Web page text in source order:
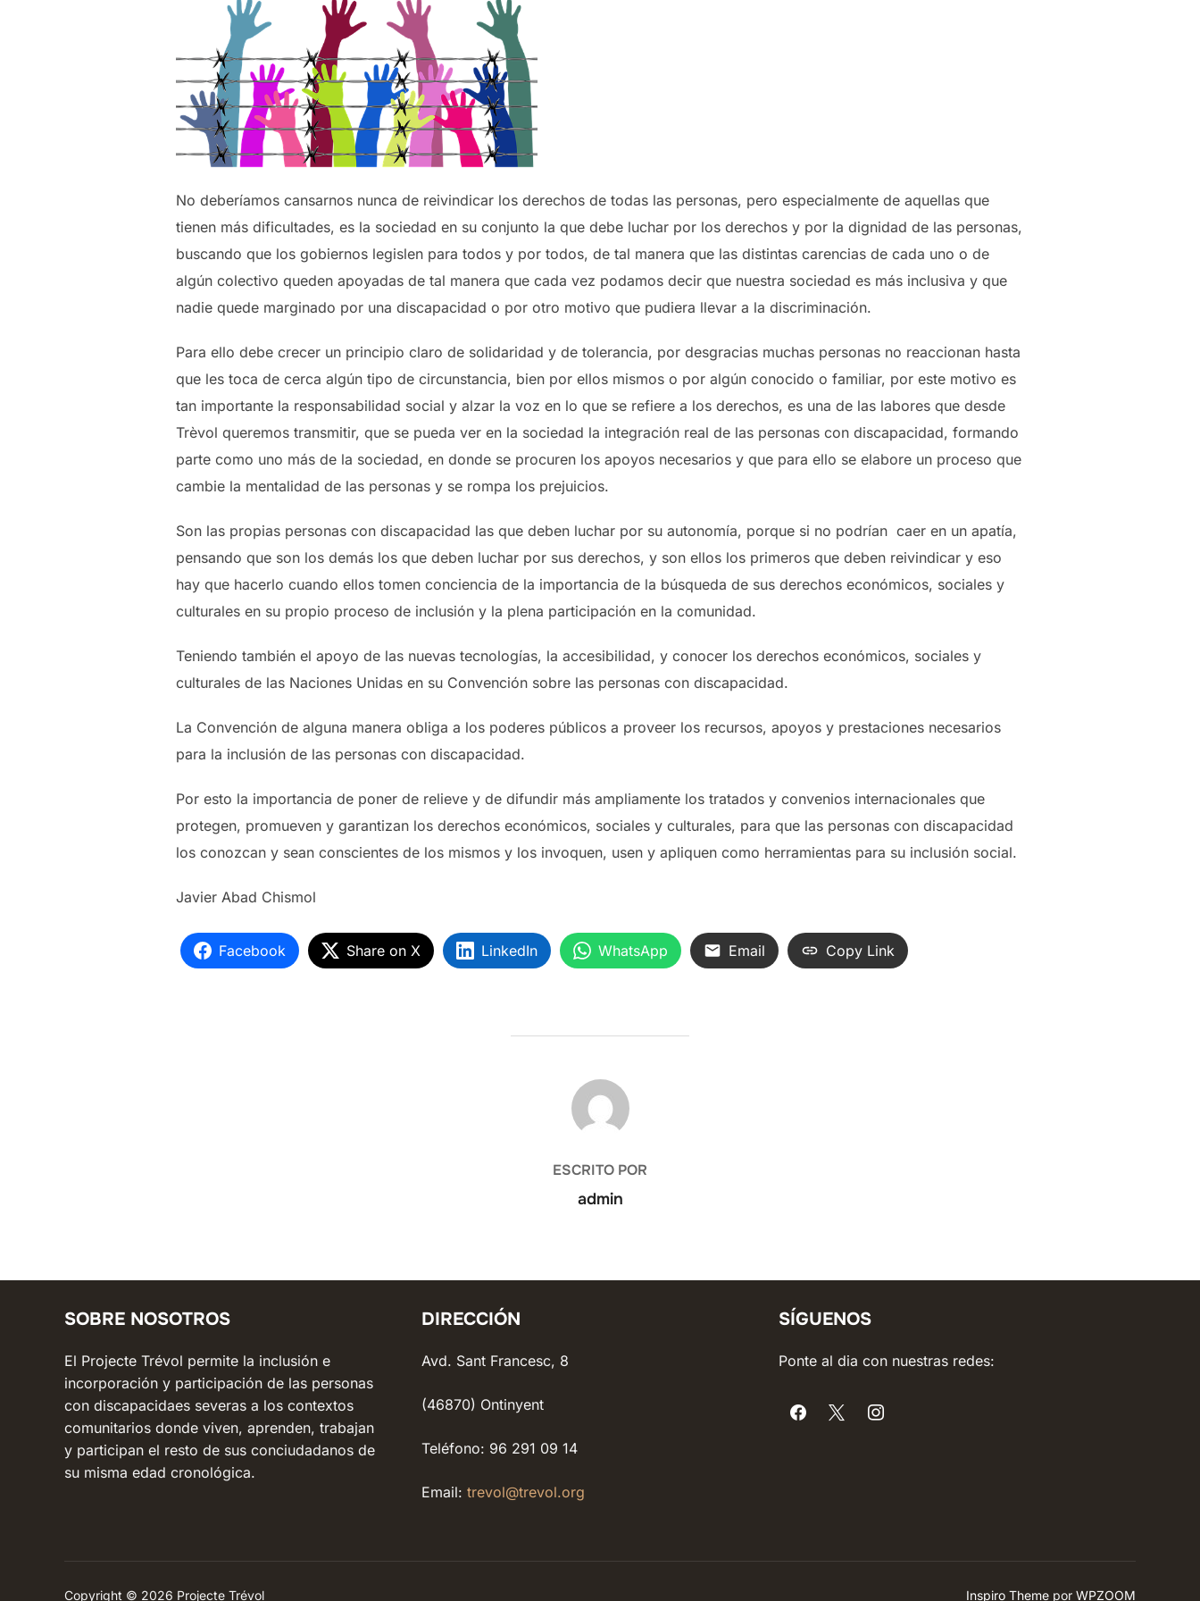
No deberíamos cansarnos nunca de reivindicar los derechos de todas las personas, pero especialmente de aquellas que
tienen más dificultades, es la sociedad en su conjunto la que debe luchar por los derechos y por la dignidad de las personas,
buscando que los gobiernos legislen para todos y por todos, de tal manera que las distintas carencias de cada uno o de
algún colectivo queden apoyadas de tal manera que cada vez podamos decir que nuestra sociedad es más inclusiva y que
nadie quede marginado por una discapacidad o por otro motivo que pudiera llevar a la discriminación.
Para ello debe crecer un principio claro de solidaridad y de tolerancia, por desgracias muchas personas no reaccionan hasta
que les toca de cerca algún tipo de circunstancia, bien por ellos mismos o por algún conocido o familiar, por este motivo es
tan importante la responsabilidad social y alzar la voz en lo que se refiere a los derechos, es una de las labores que desde
Trèvol queremos transmitir, que se pueda ver en la sociedad la integración real de las personas con discapacidad, formando
parte como uno más de la sociedad, en donde se procuren los apoyos necesarios y que para ello se elabore un proceso que
cambie la mentalidad de las personas y se rompa los prejuicios.
Son las propias personas con discapacidad las que deben luchar por su autonomía, porque si no podrían caer en un apatía,
pensando que son los demás los que deben luchar por sus derechos, y son ellos los primeros que deben reivindicar y eso
hay que hacerlo cuando ellos tomen conciencia de la importancia de la búsqueda de sus derechos económicos, sociales y
culturales en su propio proceso de inclusión y la plena participación en la comunidad.
Teniendo también el apoyo de las nuevas tecnologías, la accesibilidad, y conocer los derechos económicos, sociales y
culturales de las Naciones Unidas en su Convención sobre las personas con discapacidad.
La Convención de alguna manera obliga a los poderes públicos a proveer los recursos, apoyos y prestaciones necesarios
para la inclusión de las personas con discapacidad.
Por esto la importancia de poner de relieve y de difundir más ampliamente los tratados y convenios internacionales que
protegen, promueven y garantizan los derechos económicos, sociales y culturales, para que las personas con discapacidad
los conozcan y sean conscientes de los mismos y los invoquen, usen y apliquen como herramientas para su inclusión social.
Javier Abad Chismol
Facebook Share on X LinkedIn WhatsApp Email Copy Link
AUTOR DE LA ENTRADA
ESCRITO POR
admin
SOBRE NOSOTROS
El Projecte Trévol permite la inclusión e
incorporación y participación de las personas
con discapacidaes severas a los contextos
comunitarios donde viven, aprenden, trabajan
y participan el resto de sus conciudadanos de
su misma edad cronológica.
DIRECCIÓN
Avd. Sant Francesc, 8
(46870) Ontinyent
Teléfono: 96 291 09 14
Email: trevol@trevol.org
SÍGUENOS
Ponte al dia con nuestras redes:
Copyright © 2026 Projecte Trévol Inspiro Theme por WPZOOM